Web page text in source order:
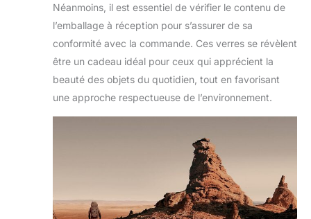
Néanmoins, il est essentiel de vérifier le contenu de
l’emballage à réception pour s’assurer de sa
conformité avec la commande. Ces verres se révèlent
être un cadeau idéal pour ceux qui apprécient la
beauté des objets du quotidien, tout en favorisant
une approche respectueuse de l’environnement.